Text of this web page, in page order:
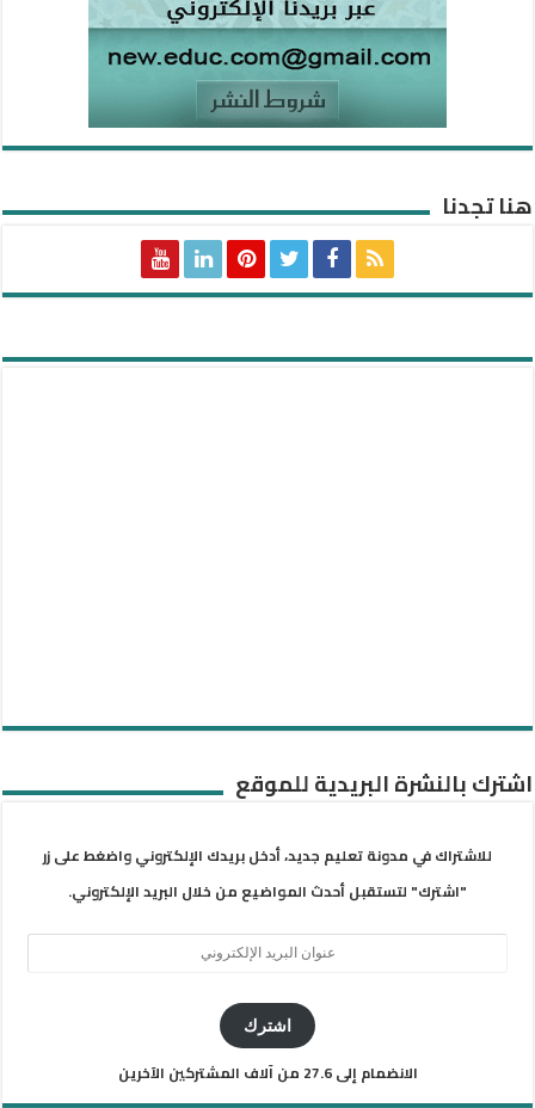
هنا تجدنا
اشترك بالنشرة البريدية للموقع
للاشتراك في مدونة تعليم جديد، أدخل بريدك الإلكتروني واضغط على زر
"اشترك" لتستقبل أحدث المواضيع من خلال البريد الإلكتروني.
اشترك
الانضمام إلى 27.6 من آلاف المشتركين الآخرين